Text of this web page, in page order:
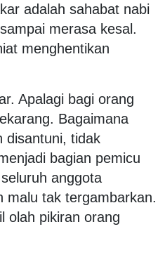
adalah sahabat nabi
merasa kesal.
menghentikan
Apalagi bagi orang
Bagaimana
disantuni, tidak
bagian pemicu
anggota
malu tak tergambarkan.
olah pikiran orang